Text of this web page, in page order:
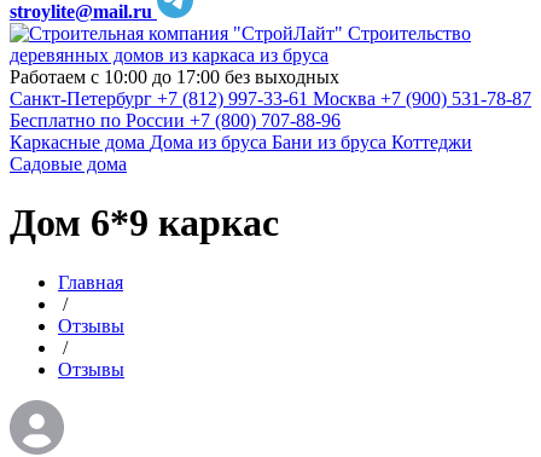
stroylite@mail.ru
Строительство
деревянных домов из каркаса из бруса
Работаем с 10:00 до 17:00 без выходных
Санкт-Петербург +7 (812) 997-33-61 Москва +7 (900) 531-78-87
Бесплатно по России +7 (800) 707-88-96
Каркасные дома Дома из бруса Бани из бруса Коттеджи
Садовые дома
Дом 6*9 каркас
Главная
/
Отзывы
/
Отзывы